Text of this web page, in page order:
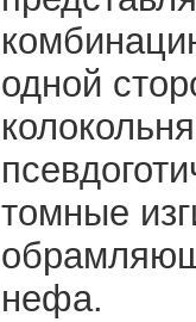
одной
томные
нефа.